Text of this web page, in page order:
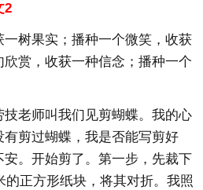
2
树果实；播种一个微笑，收获
赏，收获一种信念；播种一个
老师叫我们见剪蝴蝶。我的心
剪过蝴蝶，我是否能写剪好
。开始剪了。第一步，先裁下
的正方形纸块，将其对折。我照